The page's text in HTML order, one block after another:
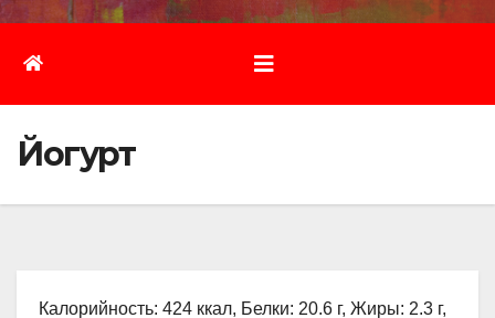
Йогурт
Калорийность: 424 ккал, Белки: 20.6 г, Жиры: 2.3 г,